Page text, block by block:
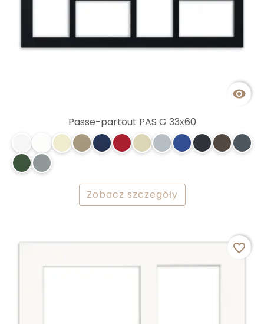

Passe-partout PAS G 33x60
Zobacz szczegóły
favorite_border